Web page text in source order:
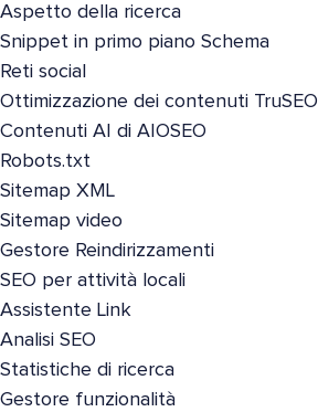
Aspetto della ricerca
Snippet in primo piano Schema
Reti social
Ottimizzazione dei contenuti TruSEO
Contenuti AI di AIOSEO
Robots.txt
Sitemap XML
Sitemap video
Gestore Reindirizzamenti
SEO per attività locali
Assistente Link
Analisi SEO
Statistiche di ricerca
Gestore funzionalità